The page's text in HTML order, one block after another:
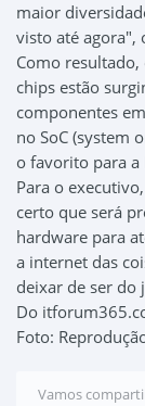
maior
visto até agora",
Como
chips estão
componentes
no SoC (system
o favorito para a
Para o
certo que será
hardware para
a internet das
deixar de ser do
Do
Foto:
Vamos